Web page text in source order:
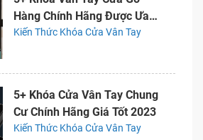
Hàng Chính Hãng Được Ưa
Chuộng
Kiến Thức Khóa Cửa Vân Tay
5+ Khóa Cửa Vân Tay Chung
Cư Chính Hãng Giá Tốt 2023
Kiến Thức Khóa Cửa Vân Tay